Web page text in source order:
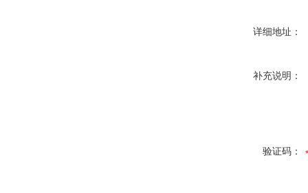
详细地址：
补充说明：
验证码：